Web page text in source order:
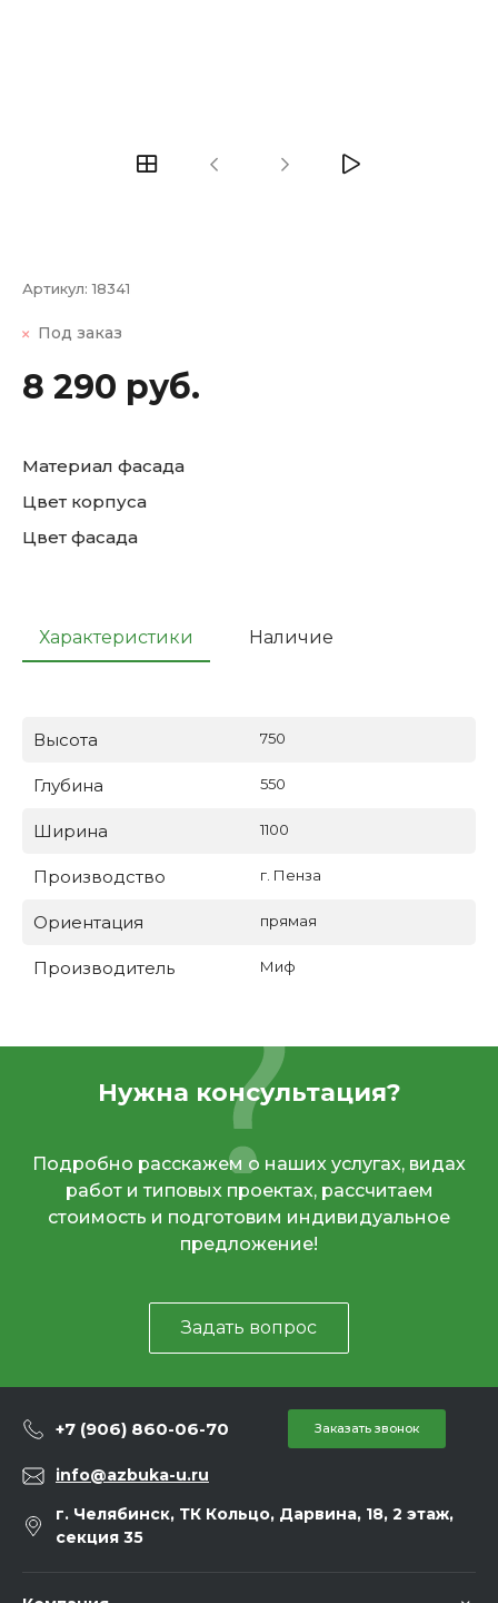
Артикул:18341
Под заказ
8 290 руб.
Материал фасада
Цвет корпуса
Цвет фасада
Характеристики Наличие
Высота 750
Глубина 550
Ширина 1100
Производство г. Пенза
Ориентация прямая
Производитель Миф
Нужна консультация?
Подробно расскажем о наших услугах, видах
работ и типовых проектах, рассчитаем
стоимость и подготовим индивидуальное
предложение!
Задать вопрос
+7 (906) 860-06-70 Заказать звонок
info@azbuka-u.ru
г. Челябинск, ТК Кольцо, Дарвина, 18, 2 этаж,
секция 35